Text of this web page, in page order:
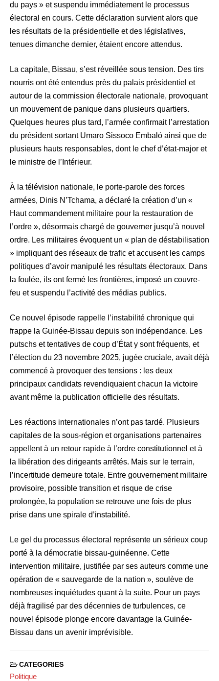
du pays » et suspendu immédiatement le processus
électoral en cours. Cette déclaration survient alors que
les résultats de la présidentielle et des législatives,
tenues dimanche dernier, étaient encore attendus.
La capitale, Bissau, s’est réveillée sous tension. Des tirs
nourris ont été entendus près du palais présidentiel et
autour de la commission électorale nationale, provoquant
un mouvement de panique dans plusieurs quartiers.
Quelques heures plus tard, l’armée confirmait l’arrestation
du président sortant Umaro Sissoco Embaló ainsi que de
plusieurs hauts responsables, dont le chef d’état-major et
le ministre de l’Intérieur.
À la télévision nationale, le porte-parole des forces
armées, Dinis N’Tchama, a déclaré la création d’un «
Haut commandement militaire pour la restauration de
l’ordre », désormais chargé de gouverner jusqu’à nouvel
ordre. Les militaires évoquent un « plan de déstabilisation
» impliquant des réseaux de trafic et accusent les camps
politiques d’avoir manipulé les résultats électoraux. Dans
la foulée, ils ont fermé les frontières, imposé un couvre-
feu et suspendu l’activité des médias publics.
Ce nouvel épisode rappelle l’instabilité chronique qui
frappe la Guinée-Bissau depuis son indépendance. Les
putschs et tentatives de coup d’État y sont fréquents, et
l’élection du 23 novembre 2025, jugée cruciale, avait déjà
commencé à provoquer des tensions : les deux
principaux candidats revendiquaient chacun la victoire
avant même la publication officielle des résultats.
Les réactions internationales n’ont pas tardé. Plusieurs
capitales de la sous-région et organisations partenaires
appellent à un retour rapide à l’ordre constitutionnel et à
la libération des dirigeants arrêtés. Mais sur le terrain,
l’incertitude demeure totale. Entre gouvernement militaire
provisoire, possible transition et risque de crise
prolongée, la population se retrouve une fois de plus
prise dans une spirale d’instabilité.
Le gel du processus électoral représente un sérieux coup
porté à la démocratie bissau-guinéenne. Cette
intervention militaire, justifiée par ses auteurs comme une
opération de « sauvegarde de la nation », soulève de
nombreuses inquiétudes quant à la suite. Pour un pays
déjà fragilisé par des décennies de turbulences, ce
nouvel épisode plonge encore davantage la Guinée-
Bissau dans un avenir imprévisible.
CATEGORIES
Politique